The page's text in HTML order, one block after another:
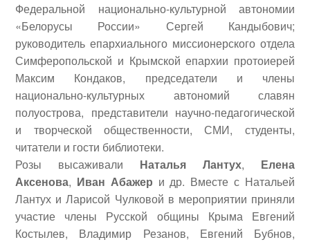
Федеральной национально-культурной автономии
«Белорусы России» Сергей Кандыбович;
руководитель епархиального миссионерского отдела
Симферопольской и Крымской епархии протоиерей
Максим Кондаков, председатели и члены
национально-культурных автономий славян
полуострова, представители научно-педагогической
и творческой общественности, СМИ, студенты,
читатели и гости библиотеки.
Розы высаживали Наталья Лантух, Елена
Аксенова, Иван Абажер и др. Вместе с Натальей
Лантух и Ларисой Чулковой в мероприятии приняли
участие члены Русской общины Крыма Евгений
Костылев, Владимир Резанов, Евгений Бубнов,